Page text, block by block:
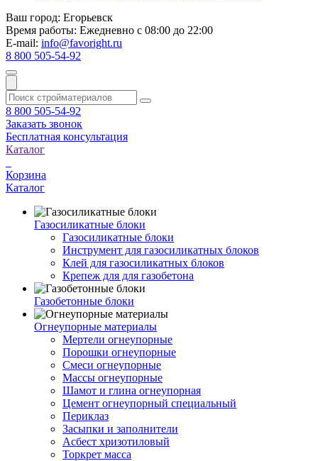
Ваш город: Егорьевск
Время работы: Ежедневно с 08:00 до 22:00
E-mail: info@favoright.ru
8 800 505-54-92
8 800 505-54-92
Заказать звонок
Бесплатная консультация
Каталог
Корзина
Каталог
Газосиликатные блоки
Газосиликатные блоки
Инструмент для газосиликатных блоков
Клей для газосиликатных блоков
Крепеж для для газобетона
Газобетонные блоки
Огнеупорные материалы
Мертели огнеупорные
Порошки огнеупорные
Смеси огнеупорные
Массы огнеупорные
Шамот и глина огнеупорная
Цемент огнеупорный специальный
Периклаз
Засыпки и заполнители
Асбест хризотиловый
Торкрет масса